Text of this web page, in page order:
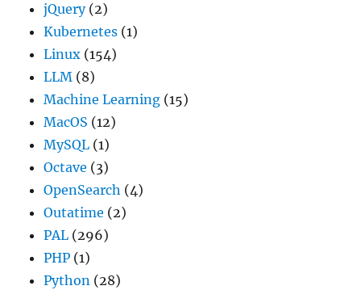
jQuery(2)
Kubernetes (1)
Linux (154)
LLM (8)
Machine Learning (15)
MacOS (12)
MySQL (1)
Octave (3)
OpenSearch (4)
Outatime (2)
PAL (296)
PHP (1)
Python (28)